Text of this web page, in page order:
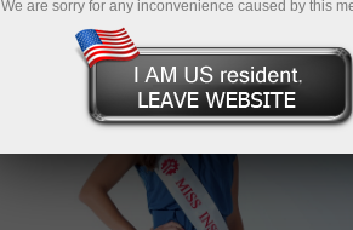
We are sorry for any inconvenience caused by this